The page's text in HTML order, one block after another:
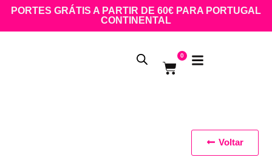
PORTES GRÁTIS A PARTIR DE 60€ PARA PORTUGAL
CONTINENTAL
0
Voltar